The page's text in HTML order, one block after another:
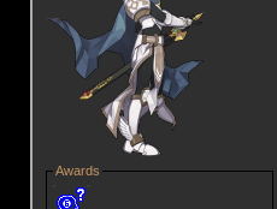
Awards